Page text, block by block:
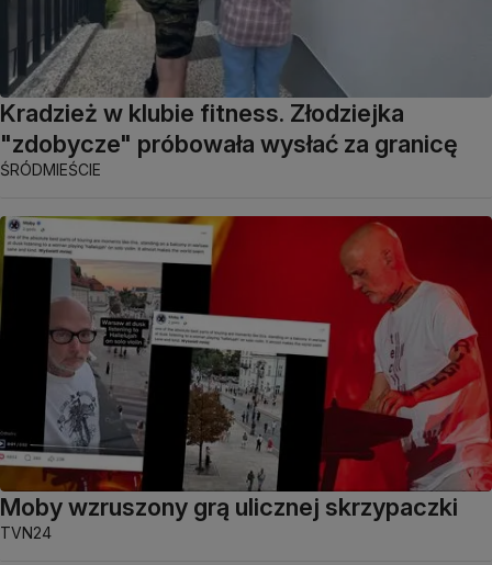
Kradzież w klubie fitness. Złodziejka
"zdobycze" próbowała wysłać za granicę
ŚRÓDMIEŚCIE
Moby wzruszony grą ulicznej skrzypaczki
TVN24